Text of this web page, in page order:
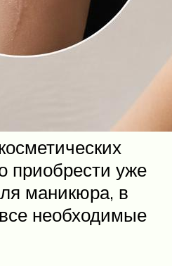
приобрести уже
маникюра, в
необходимые